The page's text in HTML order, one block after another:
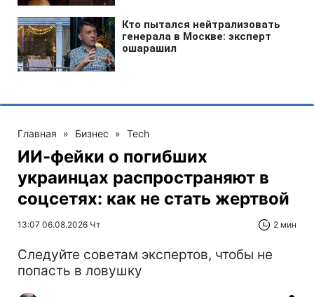
Главная » Бизнес » Tech
ИИ-фейки о погибших
украинцах распространяют в
соцсетях: как не стать жертвой
13:07 06.08.2026 Чт 2 мин
Следуйте советам экспертов, чтобы не
попасть в ловушку